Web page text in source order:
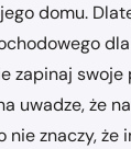
domu.
zapinaj
uwadze, że
nie znaczy, że